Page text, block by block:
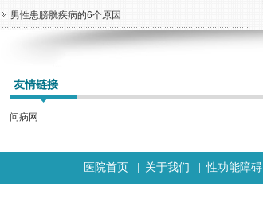
男性患膀胱疾病的6个原因
友情链接
问病网
医院首页 关于我们 性功能障碍